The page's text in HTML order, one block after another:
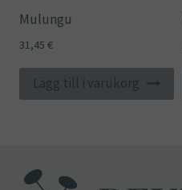
Mulungu
31,45 €
Lägg till i varukorg